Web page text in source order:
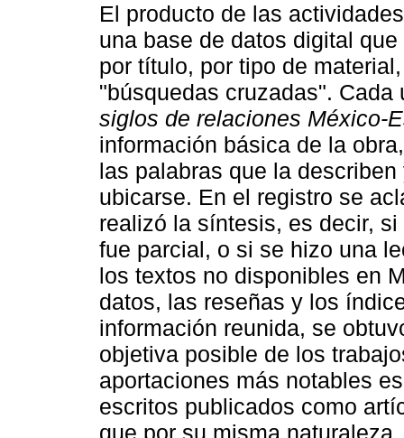
El producto de las
una base de datos digital
por título, por tipo de
"búsquedas cruzadas".
siglos de relaciones México-
información básica de la
las palabras que la
ubicarse. En el registro se
realizó la síntesis, es decir,
fue parcial, o si se hizo una
los textos no disponibles en
datos, las reseñas y los
información reunida, se
objetiva posible de los
aportaciones más notables
escritos publicados como
que por su misma